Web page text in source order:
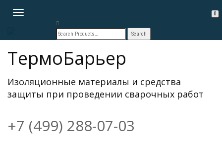
TOGGLE
0
ТермоБарьер
Изоляционные материалы и средства
защиты при проведении сварочных работ
+7 (499) 288-07-03